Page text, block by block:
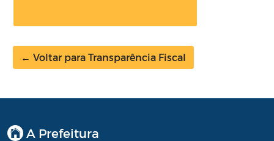
← Voltar para Transparência Fiscal
A Prefeitura